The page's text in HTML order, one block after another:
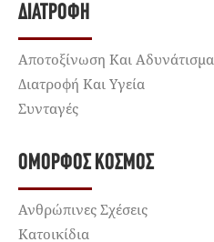
ΔΙΑΤΡΟΦΉ
Αποτοξίνωση Και Αδυνάτισμα
Διατροφή Και Υγεία
Συνταγές
ΌΜΟΡΦΟΣ ΚΌΣΜΟΣ
Ανθρώπινες Σχέσεις
Κατοικίδια